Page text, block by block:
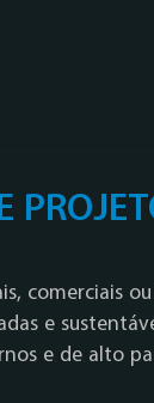
comerciais
e
e de alto